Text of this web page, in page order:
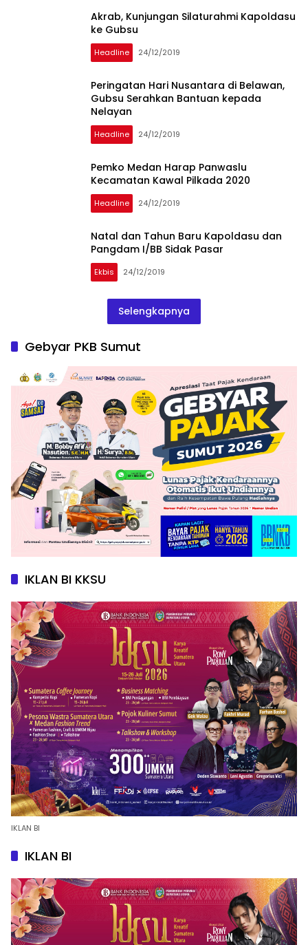
Akrab, Kunjungan Silaturahmi Kapoldasu
ke Gubsu
Headline 24/12/2019
Peringatan Hari Nusantara di Belawan,
Gubsu Serahkan Bantuan kepada
Nelayan
Headline 24/12/2019
Pemko Medan Harap Panwaslu
Kecamatan Kawal Pilkada 2020
Headline 24/12/2019
Natal dan Tahun Baru Kapoldasu dan
Pangdam I/BB Sidak Pasar
Ekbis 24/12/2019
Selengkapnya
Gebyar PKB Sumut
IKLAN BI KKSU
IKLAN BI
IKLAN BI